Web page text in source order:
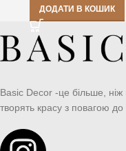
ДОДАТИ В КОШИК
Basic Decor -це більше,
творять красу з повагою